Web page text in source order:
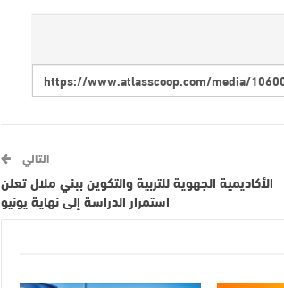
التالي
الأكاديمية الجهوية للتربية والتكوين ببني ملال تعلن
استمرار الدراسة إلى نهاية يونيو